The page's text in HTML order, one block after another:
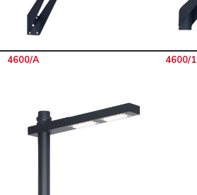
4600/A 4600/1